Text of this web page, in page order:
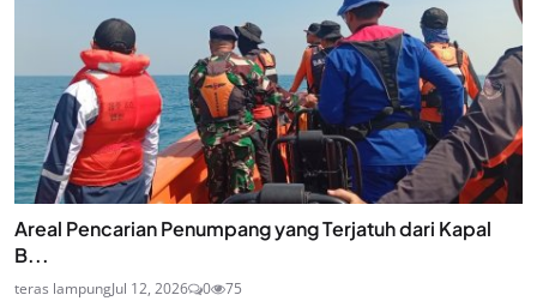
Areal Pencarian Penumpang yang Terjatuh dari Kapal
B...
teras lampungJul 12, 2026 0 75